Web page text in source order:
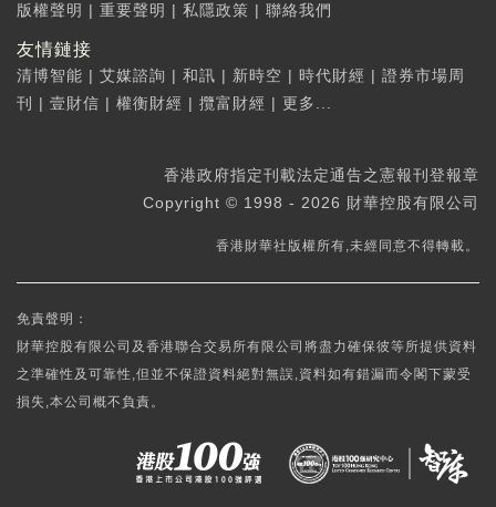
版權聲明 | 重要聲明 | 私隱政策 | 聯絡我們
友情鏈接
清博智能 | 艾媒諮詢 | 和訊 | 新時空 | 時代財經 | 證券市場周
刊
| 壹財信 | 權衡財經 | 攬富財經 | 更多...
香港政府指定刊載法定通告之憲報刊登報章
Copyright © 1998 - 2026 財華控股有限公司
香港財華社版權所有,未經同意不得轉載。
免責聲明：
財華控股有限公司及香港聯合交易所有限公司將盡力確保彼等所提供資料
之準確性及可靠性,但並不保證資料絕對無誤,資料如有錯漏而令閣下蒙受
損失,本公司概不負責。